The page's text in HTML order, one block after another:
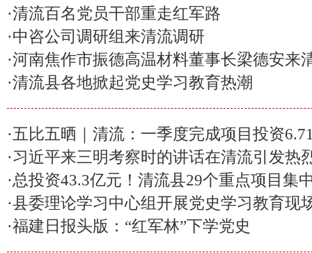
·清流百名党员干部重走红军路
·中咨公司调研组来清流调研
·河南焦作市振德高温材料董事长梁德安来
·清流县各地掀起党史学习教育热潮
·五比五晒｜清流：一季度完成项目投资
·习近平来三明考察时的讲话在清流引发热
·总投资43.3亿元！清流县29个重点项目集
·县委理论学习中心组开展党史学习教育现
·福建日报头版：“红军林”下学党史